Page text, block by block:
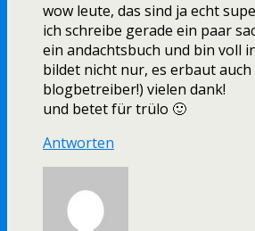
wow leute, das sind ja echt
ich schreibe gerade ein paar
ein andachtsbuch und bin voll
bildet nicht nur, es erbaut auch
blogbetreiber!) vielen dank!
und betet für trülo 🙂
Antworten